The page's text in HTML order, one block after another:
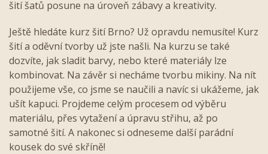
šití šatů posune na úroveň zábavy a kreativity.
Ještě hledáte kurz šití Brno? Už opravdu nemusíte! Kurz
šití a oděvní tvorby už jste našli. Na kurzu se také
dozvíte, jak sladit barvy, nebo které materiály lze
kombinovat. Na závěr si necháme tvorbu mikiny. Na nít
použijeme vše, co jsme se naučili a navíc si ukážeme, jak
ušít kapuci. Projdeme celým procesem od výběru
materiálu, přes vytažení a úpravu střihu, až po
samotné šití. A nakonec si odneseme další parádní
kousek do své skříně!